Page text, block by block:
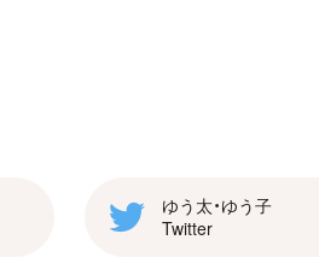
ゆう太・ゆう子
Twitter